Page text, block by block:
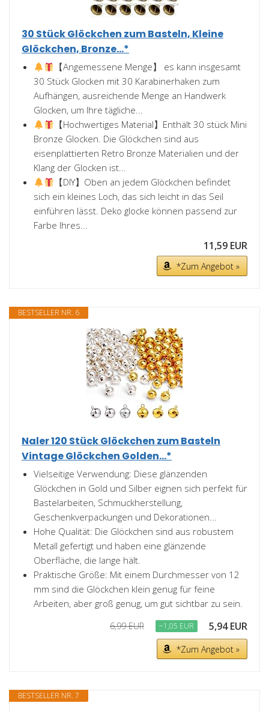
30 Stück Glöckchen zum Basteln, Kleine
Glöckchen, Bronze...*
【Angemessene Menge】 es kann insgesamt
30 Stück Glocken mit 30 Karabinerhaken zum
Aufhängen, ausreichende Menge an Handwerk
Glocken, um Ihre tägliche...
【Hochwertiges Material】Enthält 30 stück Mini
Bronze Glocken. Die Glöckchen sind aus
eisenplattierten Retro Bronze Materialien und der
Klang der Glocken ist...
【DIY】Oben an jedem Glöckchen befindet
sich ein kleines Loch, das sich leicht in das Seil
einführen lässt. Deko glocke können passend zur
Farbe Ihres...
11,59 EUR
*Zum Angebot »
BESTSELLER NR. 6
Naler 120 Stück Glöckchen zum Basteln
Vintage Glöckchen Golden...*
Vielseitige Verwendung: Diese glänzenden
Glöckchen in Gold und Silber eignen sich perfekt für
Bastelarbeiten, Schmuckherstellung,
Geschenkverpackungen und Dekorationen...
Hohe Qualität: Die Glöckchen sind aus robustem
Metall gefertigt und haben eine glänzende
Oberfläche, die lange hält.
Praktische Größe: Mit einem Durchmesser von 12
mm sind die Glöckchen klein genug für feine
Arbeiten, aber groß genug, um gut sichtbar zu sein.
6,99 EUR −1,05 EUR 5,94 EUR
*Zum Angebot »
BESTSELLER NR. 7